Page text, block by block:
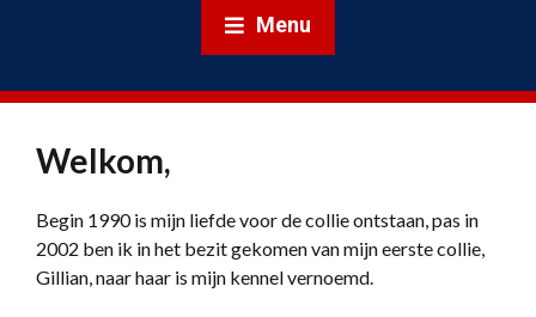
Menu
Welkom,
Begin 1990 is mijn liefde voor de collie ontstaan, pas in
2002 ben ik in het bezit gekomen van mijn eerste collie,
Gillian, naar haar is mijn kennel vernoemd.